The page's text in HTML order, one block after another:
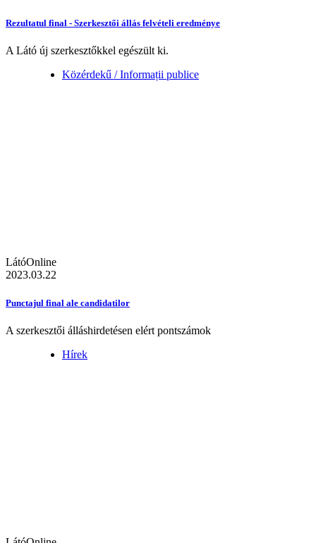
Rezultatul final - Szerkesztői állás felvételi eredménye
A Látó új szerkesztőkkel egészült ki.
Közérdekű / Informații publice
LátóOnline
2023.03.22
Punctajul final ale candidatilor
A szerkesztői álláshirdetésen elért pontszámok
Hírek